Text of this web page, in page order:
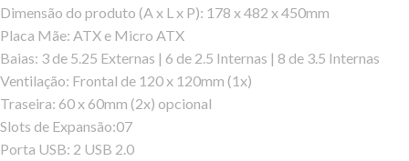
Dimensão do produto (A x L x P): 178 x 482 x 450mm
Placa Mãe: ATX e Micro ATX
Baias: 3 de 5.25 Externas | 6 de 2.5 Internas | 8 de 3.5 Internas
Ventilação: Frontal de 120 x 120mm (1x)
Traseira: 60 x 60mm (2x) opcional
Slots de Expansão:07
Porta USB: 2 USB 2.0